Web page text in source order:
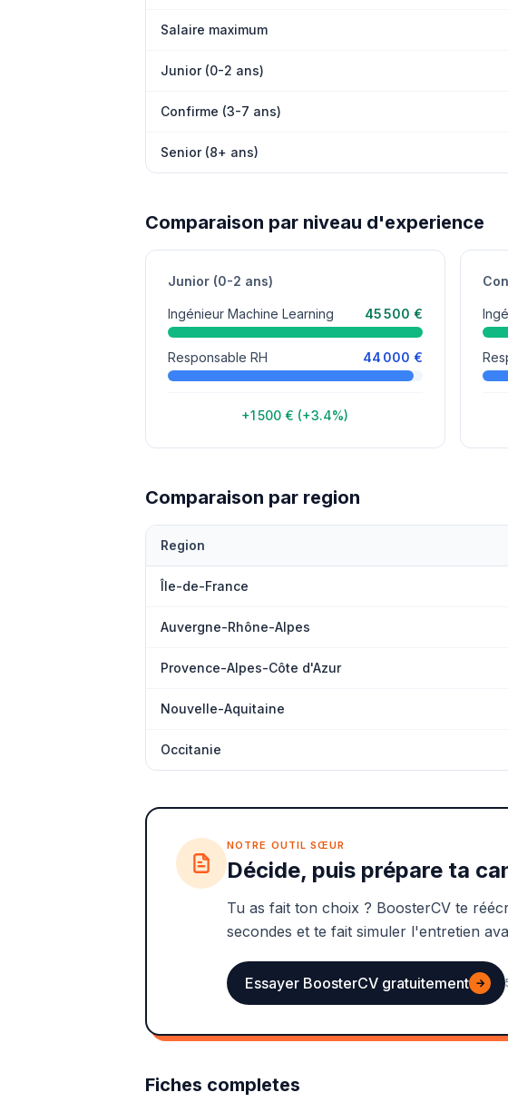
Salaire maximum
Junior (0-2 ans)
Confirme (3-7 ans)
Senior (8+ ans)
Comparaison par niveau d'experience
Junior (0-2 ans)
Ingénieur Machine Learning 45 500 €
Responsable RH 44 000 €
+1 500 € (+3.4%)
Comparaison par region
Region
Île-de-France
Auvergne-Rhône-Alpes
Provence-Alpes-Côte d'Azur
Nouvelle-Aquitaine
Occitanie
NOTRE OUTIL SŒUR
Décide, puis prépare ta
Tu as fait ton choix ? BoosterCV te
secondes et te fait simuler l'entretien
Essayer BoosterCV gratuitement →
Fiches completes